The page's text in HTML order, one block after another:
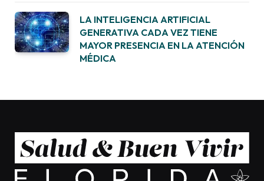
LA INTELIGENCIA ARTIFICIAL
GENERATIVA CADA VEZ TIENE
MAYOR PRESENCIA EN LA ATENCIÓN
MÉDICA